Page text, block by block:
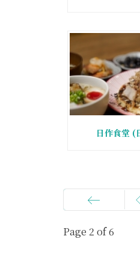
日作食堂 (
Start
Page 2 of 6